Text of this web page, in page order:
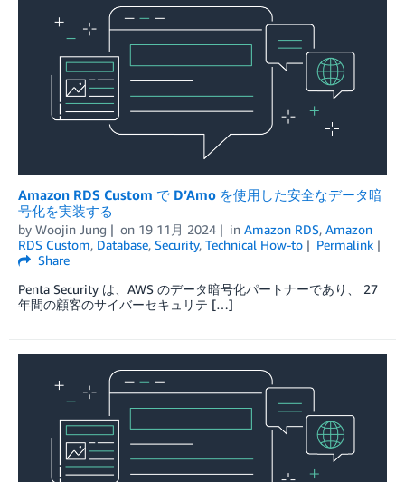
Amazon RDS Custom で D’Amo を使用した安全なデータ暗
号化を実装する
by Woojin Jung on 19 11月 2024 in Amazon RDS, Amazon
RDS Custom, Database, Security, Technical How-to
Permalink
Share
Penta Security は、AWS のデータ暗号化パートナーであり、 27
年間の顧客のサイバーセキュリテ […]